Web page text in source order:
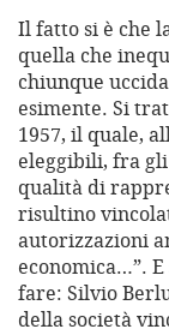
Il fatto si è che
quella che
chiunque
esimente. Si
1957, il quale,
eleggibili, fra
qualità di
risultino
autorizzazioni
economica…”. E
fare: Silvio
della società